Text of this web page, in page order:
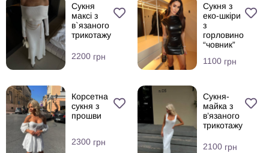
Сукня
максі з
в`язаного
трикотажу
2200 грн
Сукня з
еко-шкіри
з
горловино
“човник”
1100 грн
Корсетна
сукня з
прошви
2300 грн
Сукня-
майка з
в’язаного
трикотажу
2100 грн